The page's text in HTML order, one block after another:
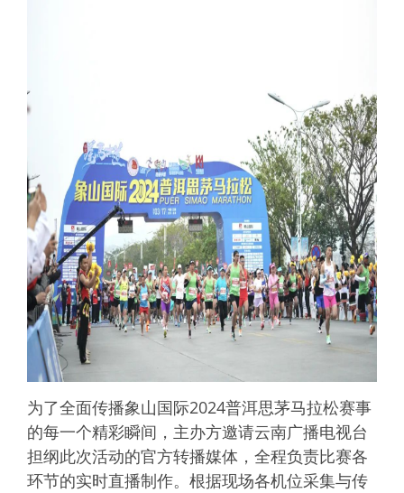
为了全面传播象山国际2024普洱思茅马拉松赛事
的每一个精彩瞬间，主办方邀请云南广播电视台
担纲此次活动的官方转播媒体，全程负责比赛各
环节的实时直播制作。根据现场各机位采集与传